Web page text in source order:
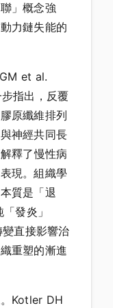
」概念強
力鏈失能的
et al.
指出，反覆
原纖維排列
神經共同長
釋了慢性病
現。組織學
質是「退
發炎」
直接影響治
重塑的漸進
Kotler DH